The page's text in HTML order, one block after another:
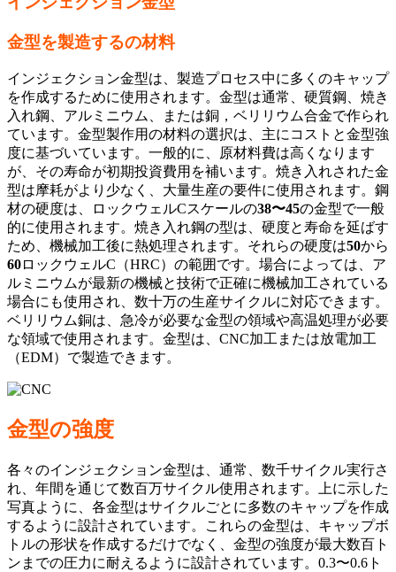
金型を製造するの材料
インジェクション金型は、製造プロセス中に多くのキャップ
を作成するために使用されます。金型は通常、硬質鋼、焼き
入れ鋼、アルミニウム、または銅，ベリリウム合金で作られ
ています。金型製作用の材料の選択は、主にコストと金型強
度に基づいています。一般的に、原材料費は高くなります
が、その寿命が初期投資費用を補います。焼き入れされた金
型は摩耗がより少なく、大量生産の要件に使用されます。鋼
材の硬度は、ロックウェルCスケールの38〜45の金型で一般
的に使用されます。焼き入れ鋼の型は、硬度と寿命を延ばす
ため、機械加工後に熱処理されます。それらの硬度は50から
60ロックウェルC（HRC）の範囲です。場合によっては、ア
ルミニウムが最新の機械と技術で正確に機械加工されている
場合にも使用され、数十万の生産サイクルに対応できます。
ベリリウム銅は、急冷が必要な金型の領域や高温処理が必要
な領域で使用されます。金型は、CNC加工または放電加工
（EDM）で製造できます。
金型の強度
各々のインジェクション金型は、通常、数千サイクル実行さ
れ、年間を通じて数百万サイクル使用されます。上に示した
写真ように、各金型はサイクルごとに多数のキャップを作成
するように設計されています。これらの金型は、キャップボ
トルの形状を作成するだけでなく、金型の強度が最大数百ト
ンまでの圧力に耐えるように設計されています。0.3〜0.6ト